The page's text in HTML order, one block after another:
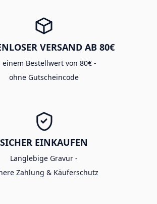
VERSAND AB 80€
einem Bestellwert von 80€ -
ohne Gutscheincode
SICHER EINKAUFEN
Langlebige Gravur -
Zahlung & Käuferschutz